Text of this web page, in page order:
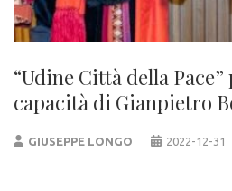
“Udine Città della
capacità di Gianpietro
GIUSEPPE LONGO 2022-12-31